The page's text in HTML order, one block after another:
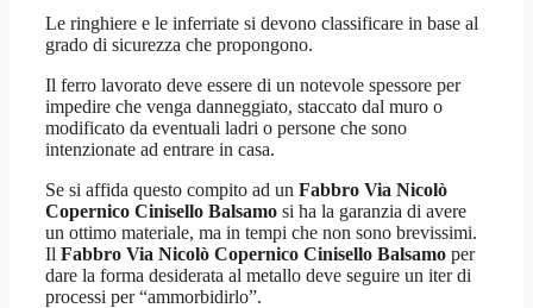
Le ringhiere e le inferriate si devono classificare in base al
grado di sicurezza che propongono.
Il ferro lavorato deve essere di un notevole spessore per
impedire che venga danneggiato, staccato dal muro o
modificato da eventuali ladri o persone che sono
intenzionate ad entrare in casa.
Se si affida questo compito ad un Fabbro Via Nicolò
Copernico Cinisello Balsamo si ha la garanzia di avere
un ottimo materiale, ma in tempi che non sono brevissimi.
Il Fabbro Via Nicolò Copernico Cinisello Balsamo per
dare la forma desiderata al metallo deve seguire un iter di
processi per “ammorbidirlo”.